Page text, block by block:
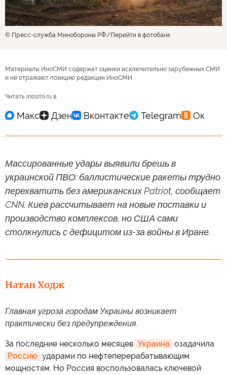
© Пресс-служба Минобороны РФ Перейти в фотобанк
Материалы ИноСМИ содержат оценки исключительно зарубежных СМИ
и не отражают позицию редакции ИноСМИ
Читать inosmi.ru в
Массированные удары выявили брешь в
украинской ПВО: баллистические ракеты трудно
перехватить без американских Patriot, сообщает
CNN. Киев рассчитывает на новые поставки и
производство комплексов, но США сами
столкнулись с дефицитом из-за войны в Иране.
Натан Ходж
Главная угроза городам Украины возникает
практически без предупреждения.
За последние несколько месяцев Украина озадачила
Россию ударами по нефтеперерабатывающим
мощностям. Но Россия воспользовалась ключевой